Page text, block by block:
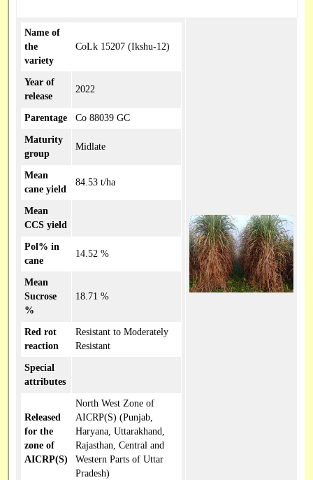
Name of
the
variety
CoLk 15207 (Ikshu-12)
Year of
release
2022
Parentage Co 88039 GC
Maturity
group
Midlate
Mean
cane yield
84.53 t/ha
Mean
CCS yield
Pol% in
cane
14.52 %
Mean
Sucrose
%
18.71 %
Red rot
reaction
Resistant to Moderately
Resistant
Special
attributes
Released
for the
zone of
AICRP(S)
North West Zone of
AICRP(S) (Punjab,
Haryana, Uttarakhand,
Rajasthan, Central and
Western Parts of Uttar
Pradesh)